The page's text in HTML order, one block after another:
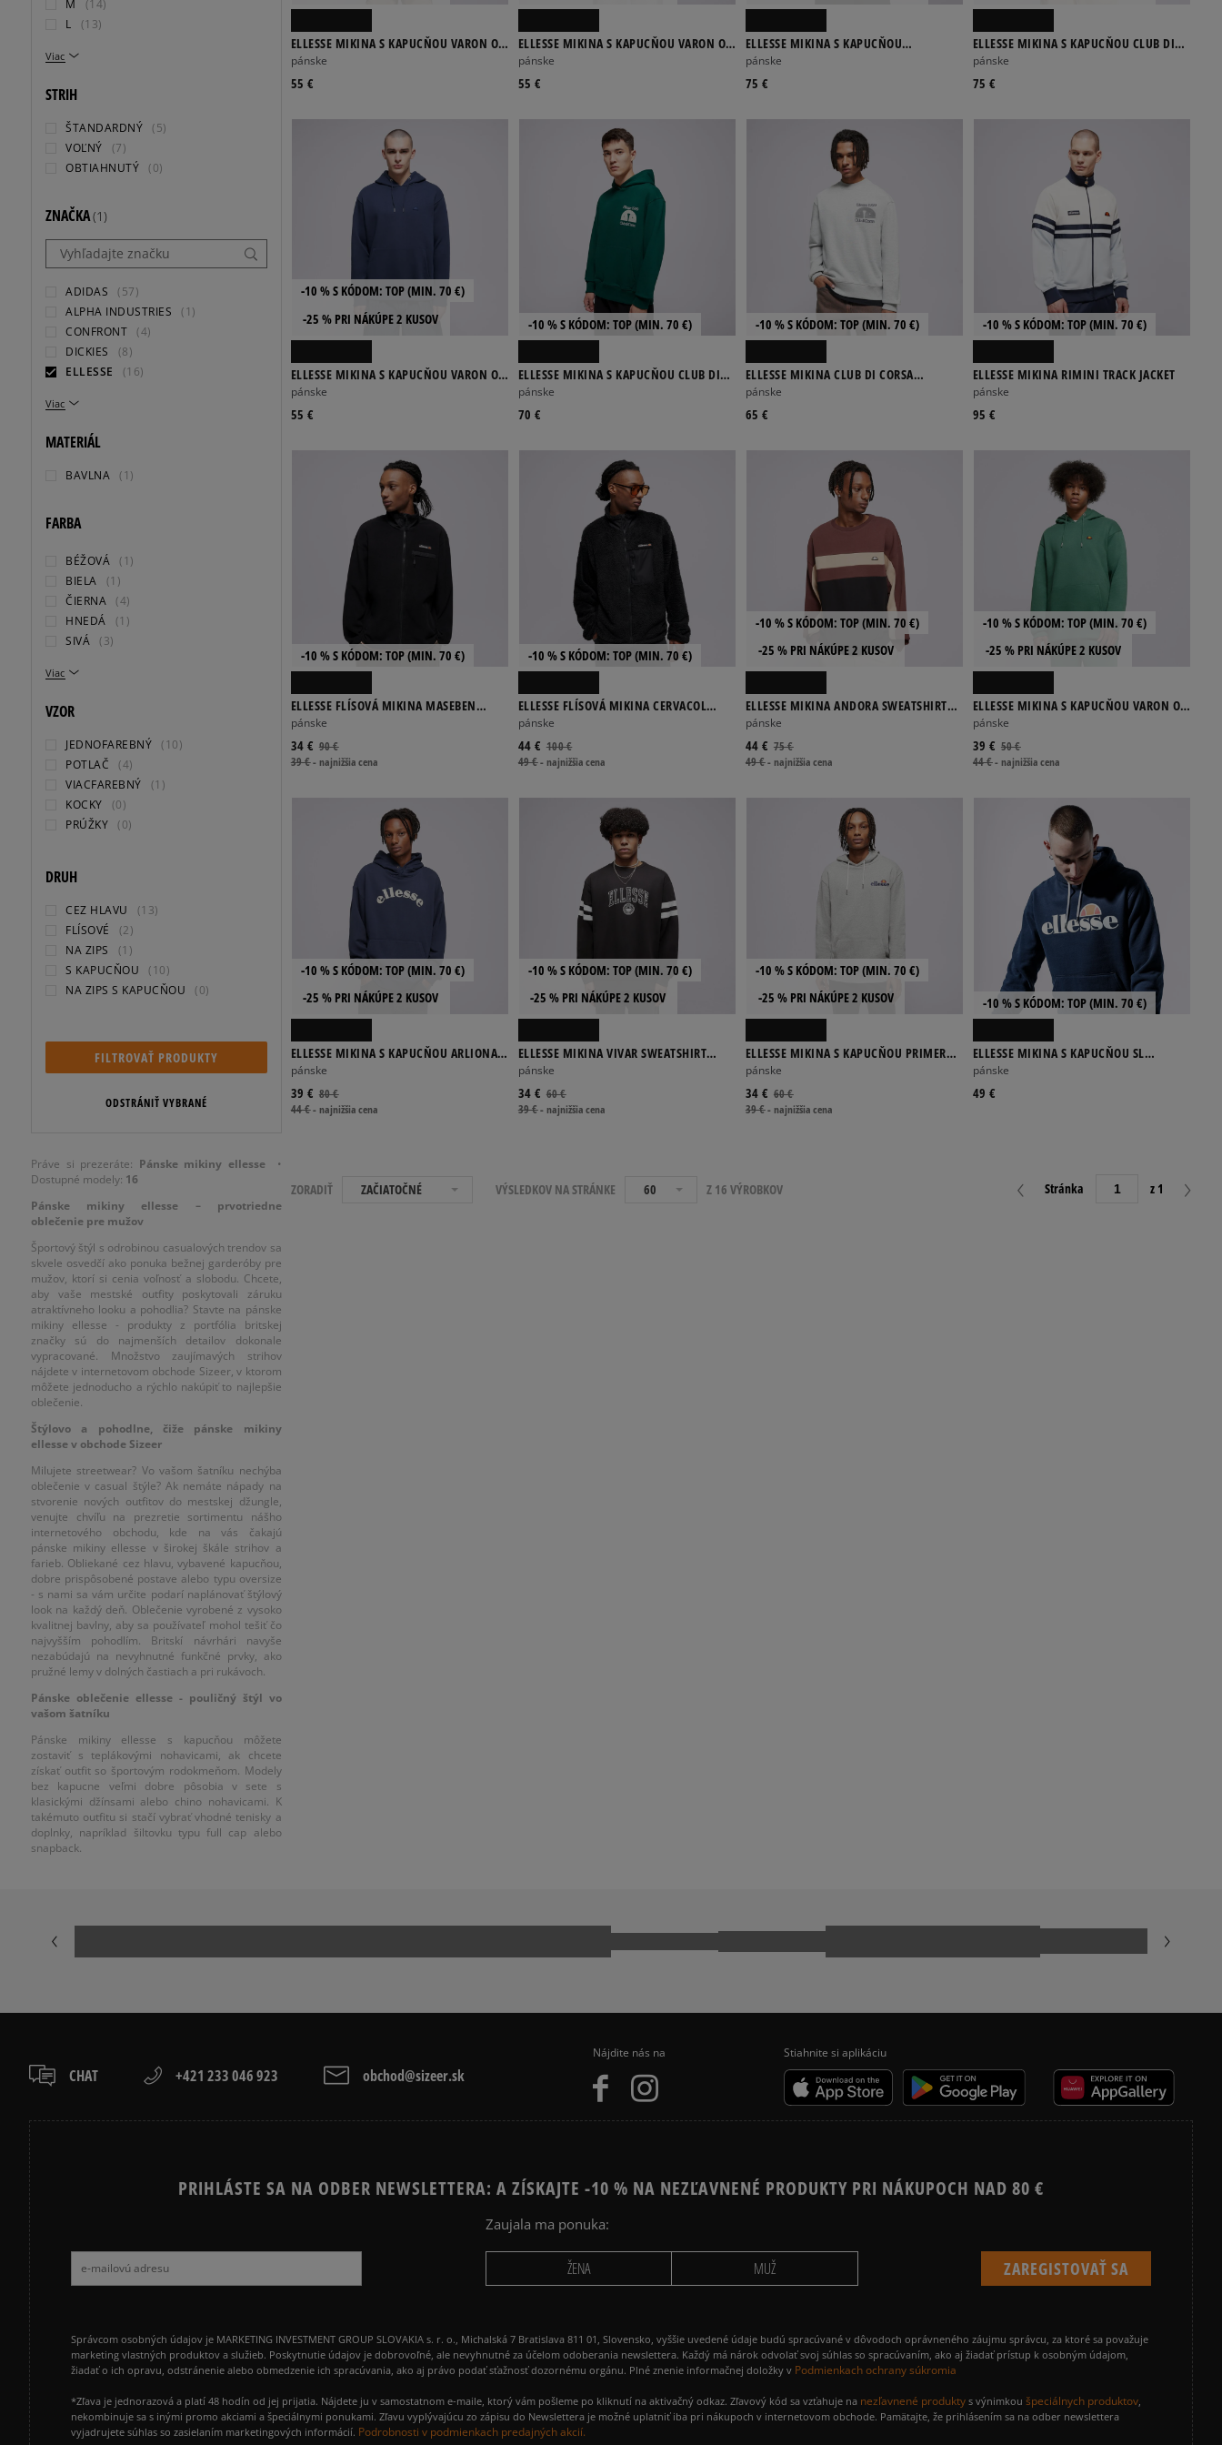
Viac
M
(14)
L
(13)
STRIH
ŠTANDARDNÝ (5)
VOĽNÝ
(7)
OBTIAHNUTÝ (0)
ZNAČKA(1)
Viac
ADIDAS
(57)
ALPHA INDUSTRIES
(1)
CONFRONT (4)
DICKIES
(8)
ELLESSE
(16)
MATERIÁL
BAVLNA (1)
FARBA
Viac
BÉŽOVÁ (1)
BIELA
(1)
ČIERNA (4)
HNEDÁ
(1)
SIVÁ (3)
VZOR
JEDNOFAREBNÝ (10)
POTLAČ
(4)
VIACFAREBNÝ
(1)
KOCKY
(0)
PRÚŽKY (0)
DRUH
CEZ HLAVU
(13)
FLÍSOVÉ
(2)
NA ZIPS
(1)
S KAPUCŇOU
(10)
NA ZIPS S KAPUCŇOU
(0)
FILTROVAŤ PRODUKTY
ODSTRÁNIŤ VYBRANÉ
Práve si prezeráte: Pánske mikiny ellesse
•
Dostupné modely: 16
Pánske mikiny ellesse – prvotriedne
oblečenie pre mužov
Športový štýl s odrobinou casualových trendov sa
skvele osvedčí ako ponuka bežnej garderóby pre
mužov, ktorí si cenia voľnosť a slobodu. Chcete,
aby vaše mestské outfity poskytovali záruku
atraktívneho looku a pohodlia? Stavte na pánske
mikiny ellesse - produkty z portfólia britskej
značky sú do najmenších detailov dokonale
vypracované. Množstvo zaujímavých strihov
nájdete v internetovom obchode Sizeer, v ktorom
môžete jednoducho a rýchlo nakúpiť to najlepšie
oblečenie.
Štýlovo a pohodlne, čiže pánske mikiny
ellesse v obchode Sizeer
Milujete streetwear? Vo vašom šatníku nechýba
oblečenie v casual štýle? Ak nemáte nápady na
stvorenie nových outfitov do mestskej džungle,
venujte chvíľu na prezretie sortimentu nášho
internetového obchodu, kde na vás čakajú
pánske mikiny ellesse v širokej škále strihov a
farieb. Obliekané cez hlavu, vybavené kapucňou,
dobre prispôsobené postave alebo typu oversize
- s nami sa vám určite podarí naplánovať štýlový
look na každý deň. Oblečenie vyrobené z vysoko
kvalitnej bavlny, aby sa používateľ mohol tešiť čo
najvyšším pohodlím. Britskí návrhári navyše
nezabúdajú na nevyhnutné funkčné prvky, ako
pružné lemy v dolných častiach a pri rukávoch.
Pánske oblečenie ellesse - pouličný štýl vo
vašom šatníku
Pánske mikiny ellesse s kapucňou môžete
zostaviť s teplákovými nohavicami, ak chcete
získať outfit so športovým rodokmeňom. Modely
bez kapucne veľmi dobre pôsobia v sete s
klasickými džínsami alebo chino nohavicami. K
takémuto outfitu si stačí vybrať vhodné tenisky a
doplnky, napríklad šiltovku typu full cap alebo
snapback.
ELLESSE MIKINA S KAPUCŇOU VARON OH
HOODY BLK MN
pánske
55 €
ELLESSE MIKINA S KAPUCŇOU VARON OH
HOODY LGREY MRL
pánske
55 €
ELLESSE MIKINA S KAPUCŇOU
LEONARDOS OH HOODY
pánske
75 €
ELLESSE MIKINA S KAPUCŇOU CLUB DI
CORSA HOODIE
pánske
75 €
-10 % S KÓDOM: TOP (MIN. 70 €)
-25 % PRI NÁKÚPE 2 KUSOV
ELLESSE MIKINA S KAPUCŇOU VARON OH
HOODY NAVY MN
pánske
55 €
-10 % S KÓDOM: TOP (MIN. 70 €)
ELLESSE MIKINA S KAPUCŇOU CLUB DI
CORSA DGREEN HOODIE
pánske
70 €
-10 % S KÓDOM: TOP (MIN. 70 €)
ELLESSE MIKINA CLUB DI CORSA
SWEATSHIRT LGREY MRL
pánske
65 €
-10 % S KÓDOM: TOP (MIN. 70 €)
ELLESSE MIKINA RIMINI TRACK JACKET
pánske
95 €
-10 % S KÓDOM: TOP (MIN. 70 €)
ELLESSE FLÍSOVÁ MIKINA MASEBEN
FLEECE JACKET BLK
pánske
90 €
34 €
39 €-najnižšia cena
-10 % S KÓDOM: TOP (MIN. 70 €)
ELLESSE FLÍSOVÁ MIKINA CERVACOL
FLEECE JACKET BLK
pánske
100 €
44 €
49 €-najnižšia cena
-10 % S KÓDOM: TOP (MIN. 70 €)
-25 % PRI NÁKÚPE 2 KUSOV
ELLESSE MIKINA ANDORA SWEATSHIRT
BRWN/BLK
pánske
75 €
44 €
49 €-najnižšia cena
-10 % S KÓDOM: TOP (MIN. 70 €)
-25 % PRI NÁKÚPE 2 KUSOV
ELLESSE MIKINA S KAPUCŇOU VARON OH
HOODY GREEN
pánske
50 €
39 €
44 €-najnižšia cena
-10 % S KÓDOM: TOP (MIN. 70 €)
-25 % PRI NÁKÚPE 2 KUSOV
ELLESSE MIKINA S KAPUCŇOU ARLIONA
OH HOODY NAVY
pánske
80 €
39 €
44 €-najnižšia cena
-10 % S KÓDOM: TOP (MIN. 70 €)
-25 % PRI NÁKÚPE 2 KUSOV
ELLESSE MIKINA VIVAR SWEATSHIRT
WSHD BLK
pánske
60 €
34 €
39 €-najnižšia cena
-10 % S KÓDOM: TOP (MIN. 70 €)
-25 % PRI NÁKÚPE 2 KUSOV
ELLESSE MIKINA S KAPUCŇOU PRIMERO
GREY
pánske
60 €
34 €
39 €-najnižšia cena
-10 % S KÓDOM: TOP (MIN. 70 €)
ELLESSE MIKINA S KAPUCŇOU SL
GOTTERO NAVY
pánske
49 €
ZORADIŤ ZAČIATOČNÉ VÝSLEDKOV NA STRÁNKE 60 Z 16 VÝROBKOV Stránka z 1
CHAT +421 233 046 923 obchod@sizeer.sk
Nájdite nás na Stiahnite si aplikáciu
PRIHLÁSTE SA NA ODBER NEWSLETTERA: A ZÍSKAJTE -10 % NA NEZĽAVNENÉ PRODUKTY PRI NÁKUPOCH NAD 80 €
Zaujala ma ponuka:
ŽENA MUŽ
Správcom osobných údajov je MARKETING INVESTMENT GROUP SLOVAKIA s. r. o., Michalská 7 Bratislava 811 01, Slovensko, vyššie uvedené údaje budú spracúvané v dôvodoch oprávneného záujmu správcu, za ktoré sa považuje
marketing vlastných produktov a služieb. Poskytnutie údajov je dobrovoľné, ale nevyhnutné za účelom odoberania newslettera. Každý má nárok odvolať svoj súhlas so spracúvaním, ako aj žiadať prístup k osobným údajom,
žiadať o ich opravu, odstránenie alebo obmedzenie ich spracúvania, ako aj právo podať sťažnosť dozornému orgánu. Plné znenie informačnej doložky v Podmienkach ochrany súkromia
*Zľava je jednorazová a platí 48 hodín od jej prijatia. Nájdete ju v samostatnom e-maile, ktorý vám pošleme po kliknutí na aktivačný odkaz. Zľavový kód sa vzťahuje na nezľavnené produkty s výnimkou špeciálnych produktov
nekombinuje sa s inými promo akciami a špeciálnymi ponukami. Zľavu vyplývajúcu zo zápisu do Newslettera je možné uplatniť iba pri nákupoch v internetovom obchode. Pamätajte, že prihlásením sa na odber newslettera
vyjadrujete súhlas so zasielaním marketingových informácií. Podrobnosti v podmienkach predajných akcií.